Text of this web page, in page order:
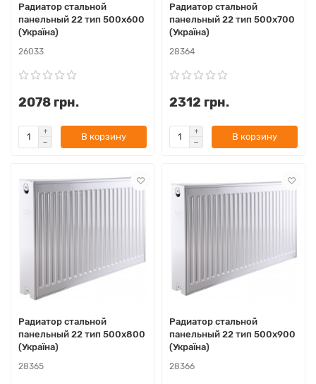
Радиатор стальной
панельный 22 тип 500x600
(Україна)
26033
2078 грн.
В корзину
Радиатор стальной
панельный 22 тип 500x700
(Україна)
28364
2312 грн.
В корзину
Радиатор стальной
панельный 22 тип 500x800
(Україна)
28365
Радиатор стальной
панельный 22 тип 500x900
(Україна)
28366